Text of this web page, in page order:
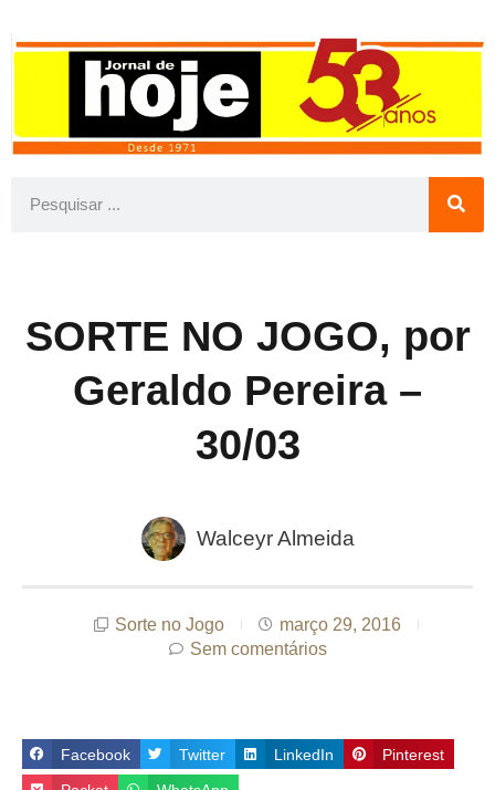
SORTE NO JOGO, por
Geraldo Pereira –
30/03
Walceyr Almeida
Sorte no Jogo
março 29, 2016
Sem comentários
Facebook Twitter LinkedIn Pinterest